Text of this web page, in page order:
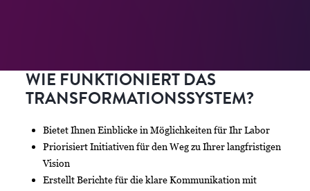
WIE FUNKTIONIERT DAS
TRANSFORMATIONSSYSTEM?
Bietet Ihnen Einblicke in Möglichkeiten für Ihr Labor
Priorisiert Initiativen für den Weg zu Ihrer langfristigen
Vision
Erstellt Berichte für die klare Kommunikation mit